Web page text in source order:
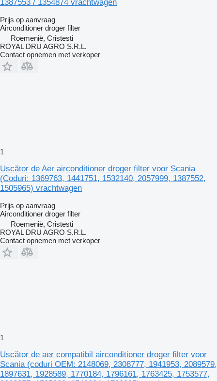
1387553 / 1354874 vrachtwagen
Prijs op aanvraag
Airconditioner droger filter
Roemenië, Cristesti
ROYAL DRU AGRO S.R.L.
Contact opnemen met verkoper
1
Uscător de Aer airconditioner droger filter voor Scania
(Coduri: 1369763, 1441751, 1532140, 2057999, 1387552,
1505965) vrachtwagen
Prijs op aanvraag
Airconditioner droger filter
Roemenië, Cristesti
ROYAL DRU AGRO S.R.L.
Contact opnemen met verkoper
1
Uscător de aer compatibil airconditioner droger filter voor
Scania (coduri OEM: 2148069, 2308777, 1941953, 2089579,
1897631, 1928589, 1770184, 1796161, 1763425, 1753577,